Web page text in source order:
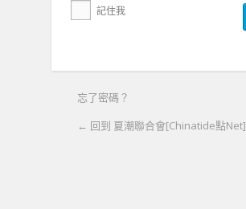
記住我
忘了密碼？
← 回到 夏潮聯合會[Chinatide點Net]